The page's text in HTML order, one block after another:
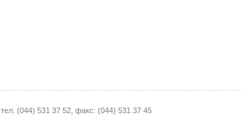
тел. (044) 531 37 52, факс: (044) 531 37 45